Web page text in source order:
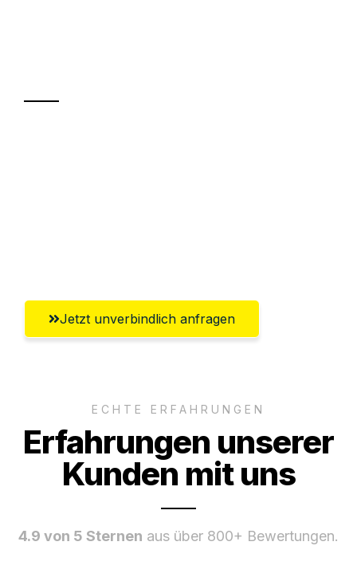
Jetzt unverbindlich anfragen
ECHTE ERFAHRUNGEN
Erfahrungen unserer
Kunden mit uns
4.9 von 5 Sternen aus über 800+ Bewertungen.